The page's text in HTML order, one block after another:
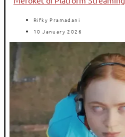
Rifky Pramadani
10 January 2026